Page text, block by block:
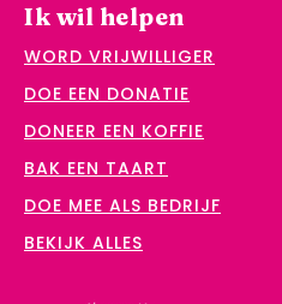
Ik wil helpen
WORD VRIJWILLIGER
DOE EEN DONATIE
DONEER EEN KOFFIE
BAK EEN TAART
DOE MEE ALS BEDRIJF
BEKIJK ALLES